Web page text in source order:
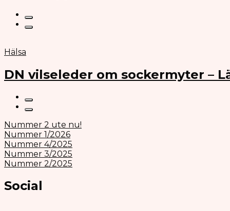
Hälsa
DN vilseleder om sockermyter –
Nummer 2 ute nu!
Nummer 1/2026
Nummer 4/2025
Nummer 3/2025
Nummer 2/2025
Social